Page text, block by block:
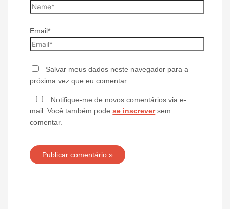
Email*
Salvar meus dados neste navegador para a
próxima vez que eu comentar.
Notifique-me de novos comentários via e-
mail. Você também podese inscreversem
comentar.